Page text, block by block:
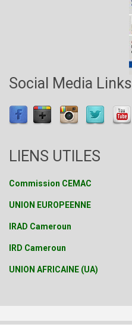
Social Media Links
LIENS UTILES
Commission CEMAC
UNION EUROPEENNE
IRAD Cameroun
IRD Cameroun
UNION AFRICAINE (UA)